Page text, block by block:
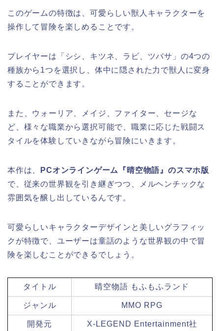
このゲームの特徴は、可愛らしい獣人キャラクターを
操作して冒険を楽しめることです。
プレイヤーは「シシ、キツネ、ラビ、ツバサ」の4つの
種族から1つを選択し、体中に隠された力で獣人に変身
することができます。
また、ウォーリア、メイジ、ファイター、セージな
ど、様々な職業から選択可能で、職業に応じた戦闘ス
タイルを体験していきながら冒険にいきます。
本作は、
PCオンラインゲーム『晴空物語』のスマホ版
で、従来の世界観を引き継ぎつつ、メルヘンチックな
雰囲気を醸し出しているんです。
可愛らしいキャラクターデザインと美しいグラフィッ
クが特徴で、ユーザーは童話のような世界観の中で冒
険を楽しむことができるでしょう。
タイトル 晴空物語 もふもふランド
ジャンル MMO RPG
開発元 X-LEGEND Entertainment社